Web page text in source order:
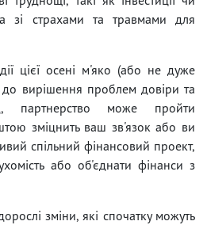
зі страхами та травмами для
цієї осені м'яко (або не дуже
до вирішення проблем довіри та
партнерство може пройти
зміцнить ваш зв'язок або ви
спільний фінансовий проект,
або об'єднати фінанси з
зміни, які спочатку можуть